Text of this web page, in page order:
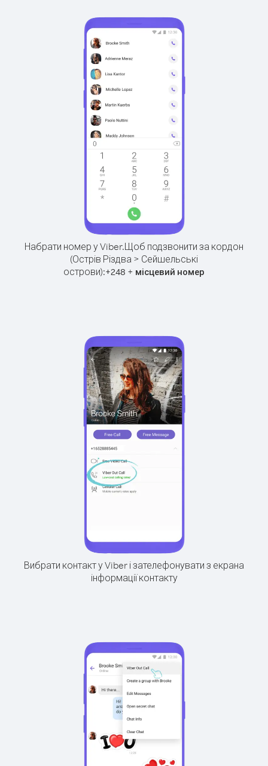
Набрати номер у Viber.Щоб подзвонити за кордон
(Острів Різдва > Сейшельські
острови):+248 + місцевий номер
Вибрати контакт у Viber і зателефонувати з екрана
інформації контакту